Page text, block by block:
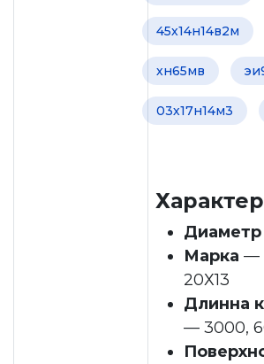
45х14н14в2м
хн65мв
03х17н14м3
Диаметр
Марка —
20Х13
Длинна
— 3000,